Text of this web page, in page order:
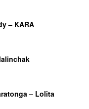
– KARA
– Lolita